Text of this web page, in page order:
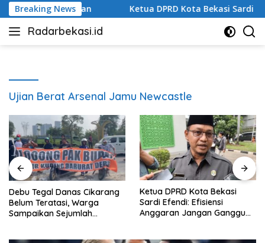
Langsung
ke
konten
Breaking News
Tuntutan Ketua DPRD Kota Bekasi Sardi Efendi:
Radarbekasi.id
Berita
Ujian Berat Arsenal Jamu Newcastle
Debu Tegal Danas Cikarang
Belum Teratasi, Warga
Sampaikan Sejumlah
Ketua DPRD Kota Bekasi
Sardi Efendi: Efisiensi
Anggaran Jangan Ganggu